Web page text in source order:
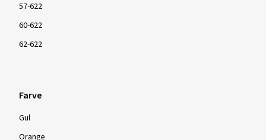
57-622
60-622
62-622
Farve
Gul
Orange